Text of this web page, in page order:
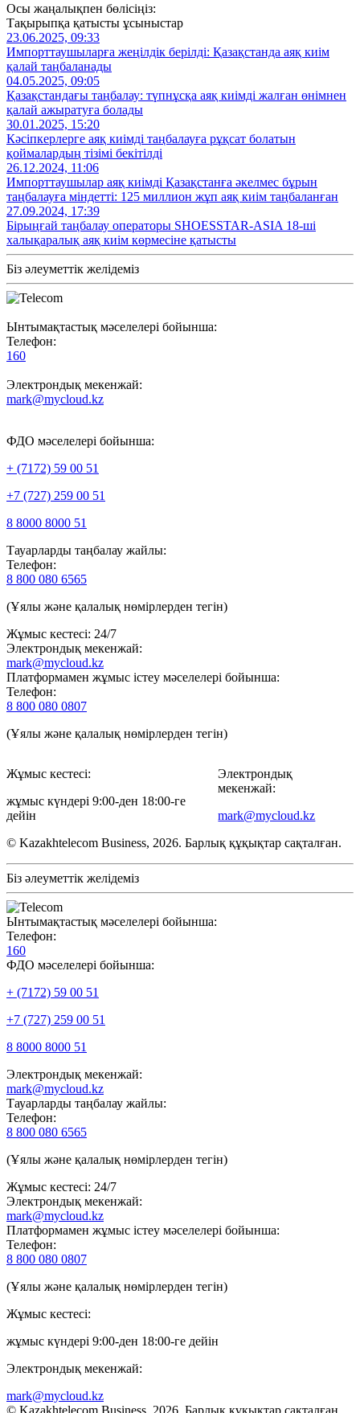
Осы жаңалықпен бөлісіңіз:
Тақырыпқа қатысты ұсыныстар
23.06.2025, 09:33
Импорттаушыларға жеңілдік берілді: Қазақстанда аяқ киім
қалай таңбаланады
04.05.2025, 09:05
Қазақстандағы таңбалау: түпнұсқа аяқ киімді жалған өнімнен
қалай ажыратуға болады
30.01.2025, 15:20
Кәсіпкерлерге аяқ киімді таңбалауға рұқсат болатын
қоймалардың тізімі бекітілді
26.12.2024, 11:06
Импорттаушылар аяқ киімді Қазақстанға әкелмес бұрын
таңбалауға міндетті: 125 миллион жұп аяқ киім таңбаланған
27.09.2024, 17:39
Бірыңғай таңбалау операторы SHOESSTAR-ASIA 18-ші
халықаралық аяқ киім көрмесіне қатысты
Біз әлеуметтік желідеміз
Ынтымақтастық мәселелері бойынша:
Телефон:
160
Электрондық мекенжай:
mark@mycloud.kz
ФДО мәселелері бойынша:
+ (7172) 59 00 51
+7 (727) 259 00 51
8 8000 8000 51
Тауарларды таңбалау жайлы:
Телефон:
8 800 080 6565
(Ұялы және қалалық нөмірлерден тегін)
Жұмыс кестесі: 24/7
Электрондық мекенжай:
mark@mycloud.kz
Платформамен жұмыс істеу мәселелері бойынша:
Телефон:
8 800 080 0807
(Ұялы және қалалық нөмірлерден тегін)
Жұмыс кестесі:
жұмыс күндері 9:00-ден 18:00-ге
дейін
Электрондық
мекенжай:
mark@mycloud.kz
© Kazakhtelecom Business, 2026. Барлық құқықтар сақталған.
Біз әлеуметтік желідеміз
Ынтымақтастық мәселелері бойынша:
Телефон:
160
ФДО мәселелері бойынша:
+ (7172) 59 00 51
+7 (727) 259 00 51
8 8000 8000 51
Электрондық мекенжай:
mark@mycloud.kz
Тауарларды таңбалау жайлы:
Телефон:
8 800 080 6565
(Ұялы және қалалық нөмірлерден тегін)
Жұмыс кестесі: 24/7
Электрондық мекенжай:
mark@mycloud.kz
Платформамен жұмыс істеу мәселелері бойынша:
Телефон:
8 800 080 0807
(Ұялы және қалалық нөмірлерден тегін)
Жұмыс кестесі:
жұмыс күндері 9:00-ден 18:00-ге дейін
Электрондық мекенжай:
mark@mycloud.kz
© Kazakhtelecom Business, 2026. Барлық құқықтар сақталған.